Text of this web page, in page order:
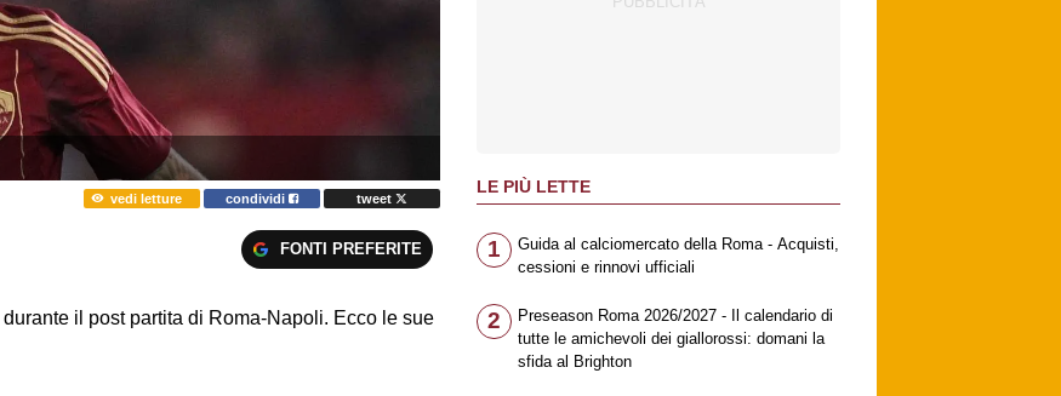
vedi letture condividi
tweet
FONTI PREFERITE
durante il post partita di Roma-Napoli. Ecco le sue
LE PIÙ LETTE
1
Guida al calciomercato della Roma - Acquisti,
cessioni e rinnovi ufficiali
2
Preseason Roma 2026/2027 - Il calendario di
tutte le amichevoli dei giallorossi: domani la
sfida al Brighton